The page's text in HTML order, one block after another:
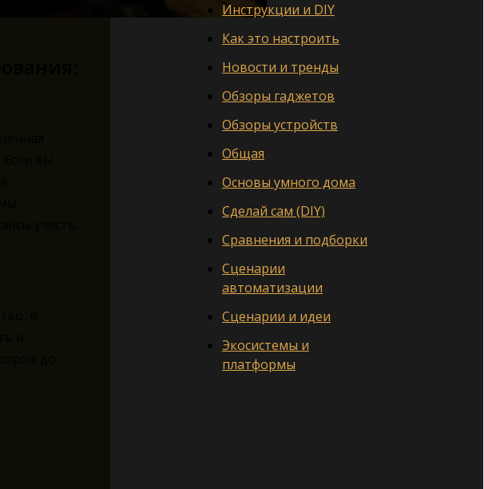
Инструкции и DIY
Как это настроить
Новости и тренды
Обзоры гаджетов
Обзоры устройств
Общая
Основы умного дома
Сделай сам (DIY)
Сравнения и подборки
Сценарии
автоматизации
Сценарии и идеи
Экосистемы и
платформы